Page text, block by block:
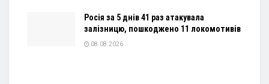
Росія за 5 днів 41 раз атакувала
залізницю, пошкоджено 11 локомотивів
08.08.2026